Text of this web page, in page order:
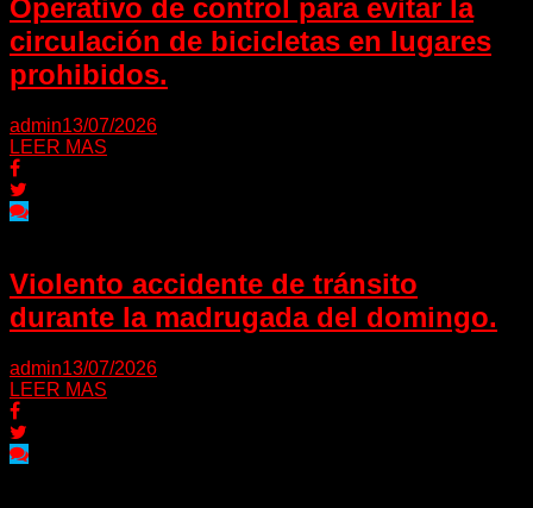
Operativo de control para evitar la
circulación de bicicletas en lugares
prohibidos.
admin13/07/2026
LEER MAS
Violento accidente de tránsito
durante la madrugada del domingo.
admin13/07/2026
LEER MAS